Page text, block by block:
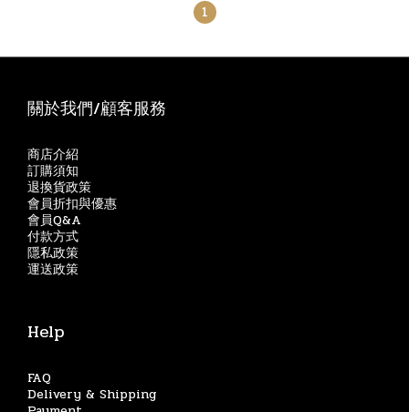
1
關於我們/顧客服務
商店介紹
訂購須知
退換貨政策
會員折扣與優惠
會員Q&A
付款方式
隱私政策
運送政策
Help
FAQ
Delivery & Shipping